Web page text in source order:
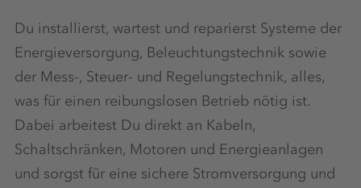
Du installierst, wartest und reparierst Systeme der
Energieversorgung, Beleuchtungstechnik sowie
der Mess-, Steuer- und Regelungstechnik, alles,
was für einen reibungslosen Betrieb nötig ist.
Dabei arbeitest Du direkt an Kabeln,
Schaltschränken, Motoren und Energieanlagen
und sorgst für eine sichere Stromversorgung und